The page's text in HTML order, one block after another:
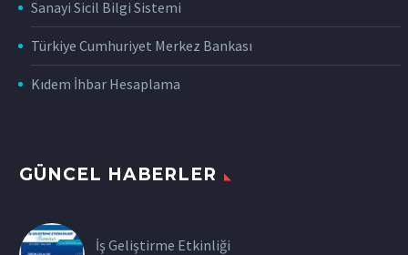
Sanayi Sicil Bilgi Sistemi
Türkiye Cumhuriyet Merkez Bankası
Kıdem İhbar Hesaplama
GÜNCEL HABERLER
İş Geliştirme Etkinliği